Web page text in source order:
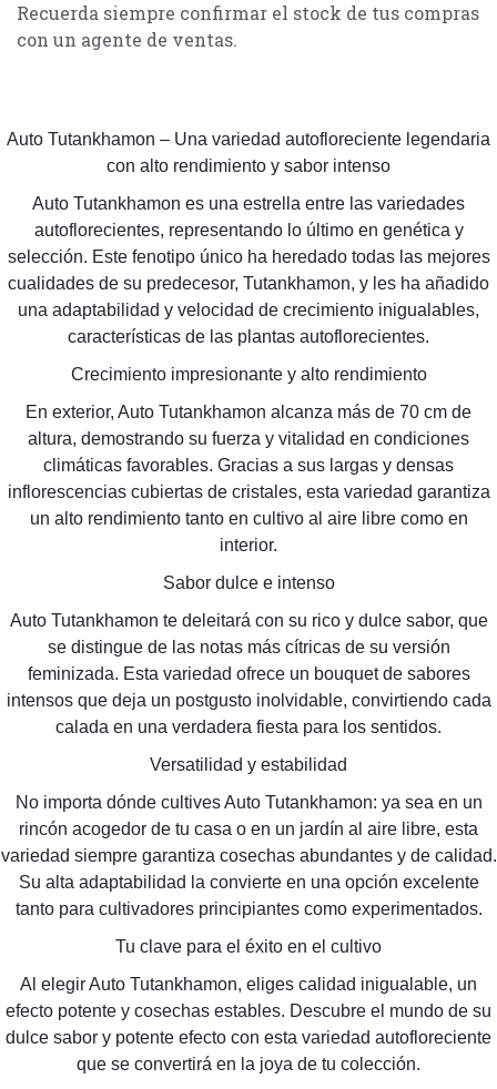
Recuerda siempre confirmar el stock de tus compras
con un agente de ventas.
Auto Tutankhamon – Una variedad autofloreciente legendaria
con alto rendimiento y sabor intenso
Auto Tutankhamon es una estrella entre las variedades
autoflorecientes, representando lo último en genética y
selección. Este fenotipo único ha heredado todas las mejores
cualidades de su predecesor, Tutankhamon, y les ha añadido
una adaptabilidad y velocidad de crecimiento inigualables,
características de las plantas autoflorecientes.
Crecimiento impresionante y alto rendimiento
En exterior, Auto Tutankhamon alcanza más de 70 cm de
altura, demostrando su fuerza y vitalidad en condiciones
climáticas favorables. Gracias a sus largas y densas
inflorescencias cubiertas de cristales, esta variedad garantiza
un alto rendimiento tanto en cultivo al aire libre como en
interior.
Sabor dulce e intenso
Auto Tutankhamon te deleitará con su rico y dulce sabor, que
se distingue de las notas más cítricas de su versión
feminizada. Esta variedad ofrece un bouquet de sabores
intensos que deja un postgusto inolvidable, convirtiendo cada
calada en una verdadera fiesta para los sentidos.
Versatilidad y estabilidad
No importa dónde cultives Auto Tutankhamon: ya sea en un
rincón acogedor de tu casa o en un jardín al aire libre, esta
variedad siempre garantiza cosechas abundantes y de calidad.
Su alta adaptabilidad la convierte en una opción excelente
tanto para cultivadores principiantes como experimentados.
Tu clave para el éxito en el cultivo
Al elegir Auto Tutankhamon, eliges calidad inigualable, un
efecto potente y cosechas estables. Descubre el mundo de su
dulce sabor y potente efecto con esta variedad autofloreciente
que se convertirá en la joya de tu colección.